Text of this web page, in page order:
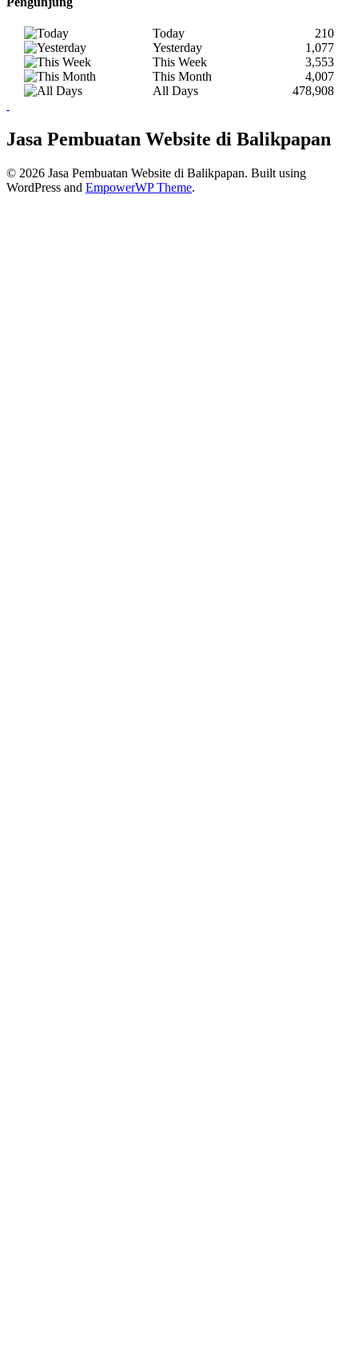
Today
210
Yesterday
1,077
This Week
3,553
This Month
4,007
All Days
478,908
Jasa Pembuatan Website di Balikpapan
© 2026 Jasa Pembuatan Website di Balikpapan. Built using
WordPress and EmpowerWP Theme.